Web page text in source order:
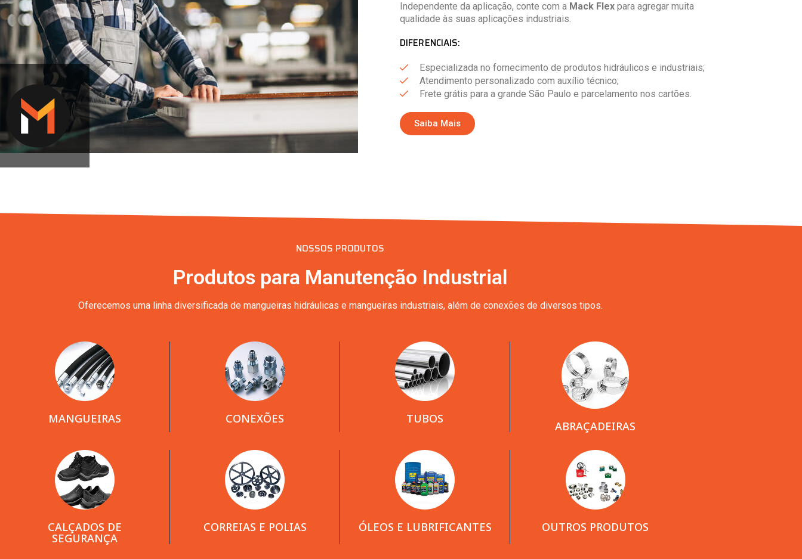
Independente da aplicação, conte com a Mack Flex para agregar muita
qualidade às suas aplicações industriais.
DIFERENCIAIS:
Especializada no fornecimento de produtos hidráulicos e industriais;
Atendimento personalizado com auxílio técnico;
Frete grátis para a grande São Paulo e parcelamento nos cartões.
Saiba Mais
NOSSOS PRODUTOS
Produtos para Manutenção Industrial
Oferecemos uma linha diversificada de mangueiras hidráulicas e mangueiras industriais, além de conexões de diversos tipos.
MANGUEIRAS CONEXÕES TUBOS
ABRAÇADEIRAS
CALÇADOS DE
SEGURANÇA
CORREIAS E POLIAS ÓLEOS E LUBRIFICANTES OUTROS PRODUTOS